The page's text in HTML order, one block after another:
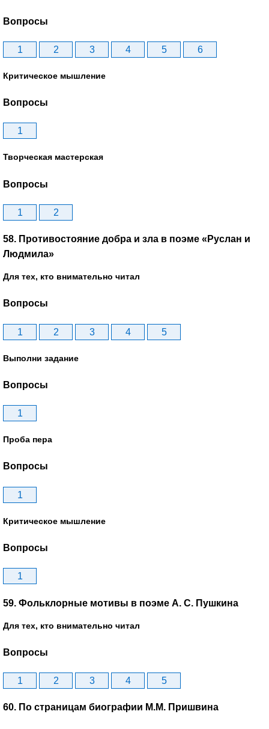
Вопросы
1 2 3 4 5 6
Критическое мышление
Вопросы
1
Творческая мастерская
Вопросы
1 2
58. Противостояние добра и зла в поэме «Руслан и
Людмила»
Для тех, кто внимательно читал
Вопросы
1 2 3 4 5
Выполни задание
Вопросы
1
Проба пера
Вопросы
1
Критическое мышление
Вопросы
1
59. Фольклорные мотивы в поэме А. С. Пушкина
Для тех, кто внимательно читал
Вопросы
1 2 3 4 5
60. По страницам биографии М.М. Пришвина